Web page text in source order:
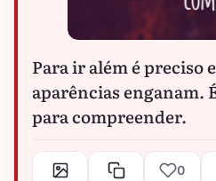
Para ir além é preciso
aparências enganam.
para compreender.
0